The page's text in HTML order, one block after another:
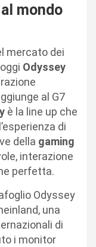
mondo
mercato dei
Odyssey
al G7
è la line up che
di
della gaming
interazione
perfetta.
Odyssey
una
di
i monitor